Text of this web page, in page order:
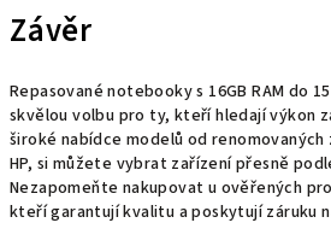
Závěr
Repasované notebooky s 16GB RAM do
skvělou volbu pro ty, kteří hledají výkon
široké nabídce modelů od renomovaných
HP, si můžete vybrat zařízení přesně
Nezapomeňte nakupovat u ověřených
kteří garantují kvalitu a poskytují záruku